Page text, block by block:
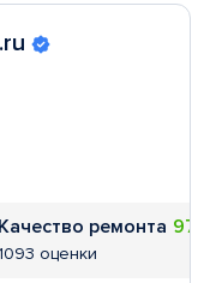
Качество ремонта
оценки